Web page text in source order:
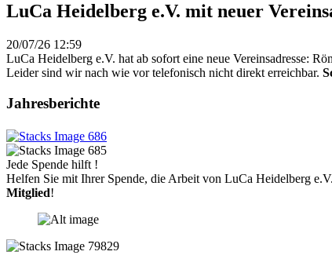
LuCa Heidelberg e.V. mit neuer
20/07/26 12:59
LuCa Heidelberg e.V. hat ab sofort eine neue Vereinsadresse:
Leider sind wir nach wie vor telefonisch nicht direkt erreichbar.
Jahresberichte
Jede Spende hilft !
Helfen Sie mit Ihrer Spende, die Arbeit von LuCa Heidelberg
Mitglied!